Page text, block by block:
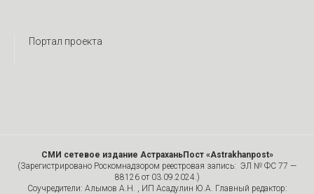
Портал проекта
СМИ сетевое издание АстраханьПост «Astrakhanpost»
(Зарегистрировано Роскомнадзором реестровая запись: ЭЛ № ФС 77 —
88126 от 03.09.2024.)
Соучредители: Алымов А.Н. , ИП Асадулин Ю.А. Главный редактор: